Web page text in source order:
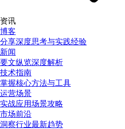
资讯
博客
分享深度思考与实践经验
新闻
要文纵览深度解析
技术指南
掌握核心方法与工具
运营场景
实战应用场景攻略
市场前沿
洞察行业最新趋势